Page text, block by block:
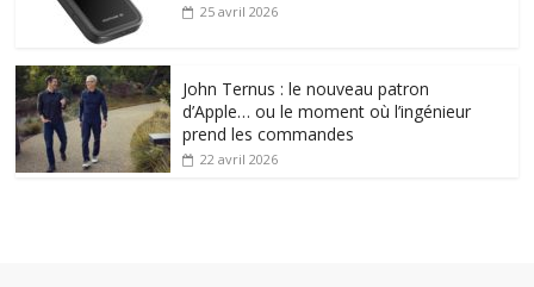
25 avril 2026
John Ternus : le nouveau patron
d’Apple… ou le moment où l’ingénieur
prend les commandes
22 avril 2026